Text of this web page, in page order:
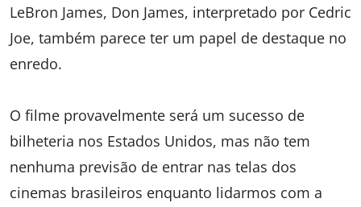
LeBron James, Don James, interpretado por Cedric
Joe, também parece ter um papel de destaque no
enredo.
O filme provavelmente será um sucesso de
bilheteria nos Estados Unidos, mas não tem
nenhuma previsão de entrar nas telas dos
cinemas brasileiros enquanto lidarmos com a